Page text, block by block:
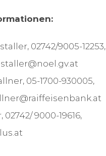
02742/9005-12253,
05-1700-930005,
9000-19616,